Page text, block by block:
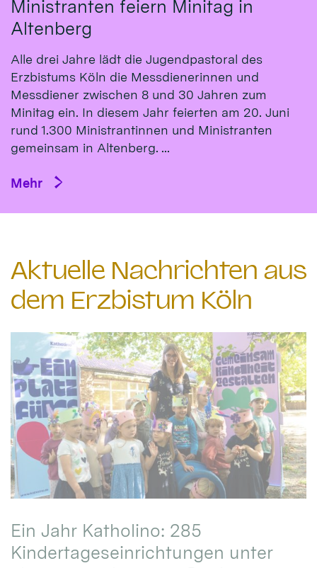
Ministranten feiern Minitag in
Altenberg
Alle drei Jahre lädt die Jugendpastoral des
Erzbistums Köln die Messdienerinnen und
Messdiener zwischen 8 und 30 Jahren zum
Minitag ein. In diesem Jahr feierten am 20. Juni
rund 1.300 Ministrantinnen und Ministranten
gemeinsam in Altenberg. ...
Mehr
Aktuelle Nachrichten aus
dem Erzbistum Köln
Ein Jahr Katholino: 285
Kindertageseinrichtungen unter